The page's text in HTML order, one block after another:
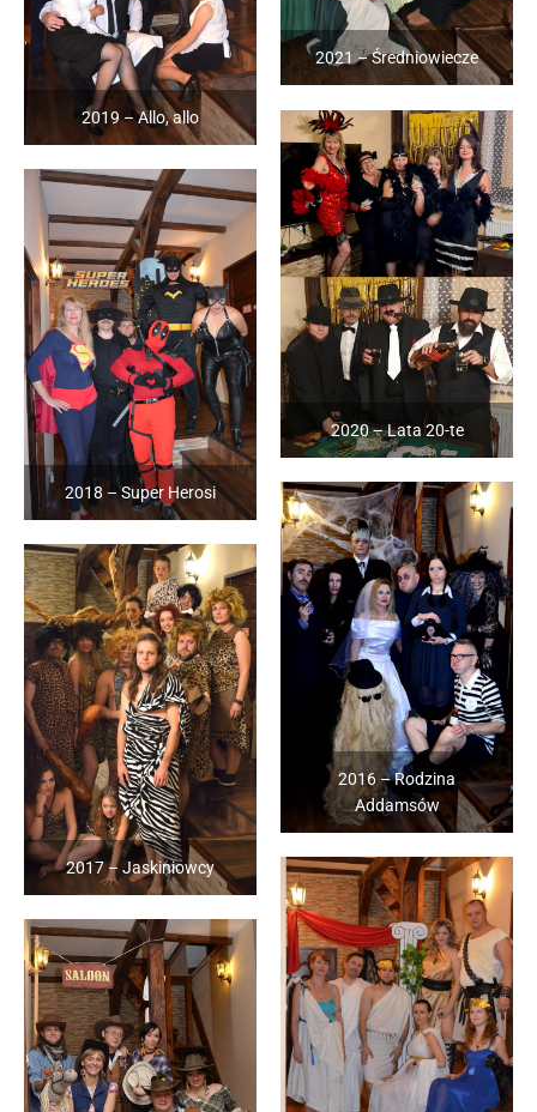
2021 – Średniowiecze
2019 – Allo, allo
2020 – Lata 20-te
2018 – Super Herosi
2016 – Rodzina
Addamsów
2017 – Jaskiniowcy